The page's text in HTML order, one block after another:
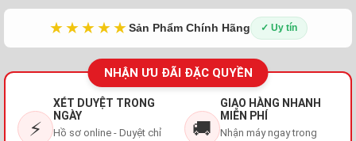
★★★★★Sản Phẩm Chính Hãng ✓ Uy tín
NHẬN ƯU ĐÃI ĐẶC QUYỀN
⚡
XÉT DUYỆT TRONG
NGÀY
Hồ sơ online - Duyệt chỉ
🚚
GIAO HÀNG NHANH
MIỄN PHÍ
Nhận máy ngay trong